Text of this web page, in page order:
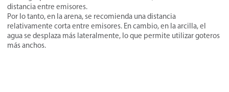
distancia entre emisores.
Por lo tanto, en la arena, se recomienda una distancia
relativamente corta entre emisores. En cambio, en la arcilla, el
agua se desplaza más lateralmente, lo que permite utilizar goteros
más anchos.